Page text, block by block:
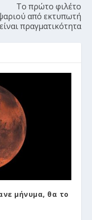
Το πρώτο φιλέτο
από εκτυπωτή
είναι πραγματικότητα
μήνυμα, θα το